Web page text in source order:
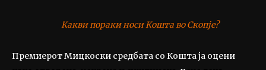
Какви пораки носи Кошта во Скопје?
Премиерот Мицкоски средбата со Кошта ја оцени